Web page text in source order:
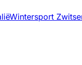
Wintersport